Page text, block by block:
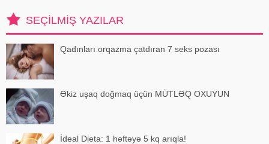
bərəkətinə, tacir üçün çox quru,
xalq üçün yaxşı bir idarəy
SEÇILMIŞ YAZILAR
Qadınları orqazma çatdıran 7 seks pozası
Əkiz uşaq doğmaq üçün MÜTLƏQ OXUYUN
İdeal Dieta: 1 həftəyə 5 kq arıqla!